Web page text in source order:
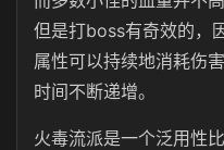
但是打boss有奇效的，
属性可以持续地消耗伤
时间不断递增。
火毒流派是一个泛用性